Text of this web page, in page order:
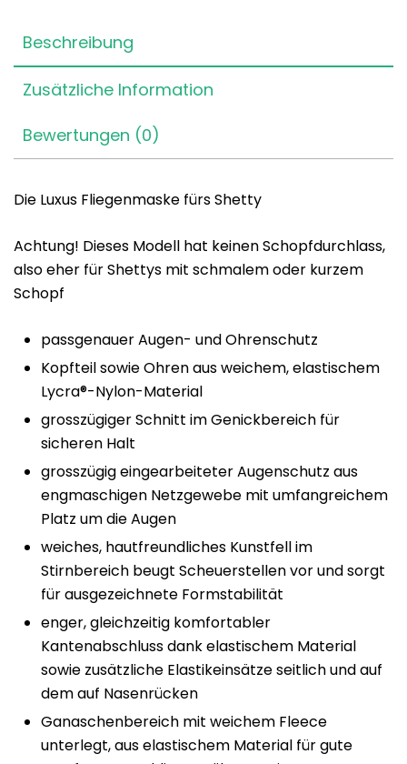
Beschreibung
Zusätzliche Information
Bewertungen (0)
Die Luxus Fliegenmaske fürs Shetty
Achtung! Dieses Modell hat keinen Schopfdurchlass,
also eher für Shettys mit schmalem oder kurzem
Schopf
passgenauer Augen- und Ohrenschutz
Kopfteil sowie Ohren aus weichem, elastischem
Lycra®-Nylon-Material
grosszügiger Schnitt im Genickbereich für
sicheren Halt
grosszügig eingearbeiteter Augenschutz aus
engmaschigen Netzgewebe mit umfangreichem
Platz um die Augen
weiches, hautfreundliches Kunstfell im
Stirnbereich beugt Scheuerstellen vor und sorgt
für ausgezeichnete Formstabilität
enger, gleichzeitig komfortabler
Kantenabschluss dank elastischem Material
sowie zusätzliche Elastikeinsätze seitlich und auf
dem auf Nasenrücken
Ganaschenbereich mit weichem Fleece
unterlegt, aus elastischem Material für gute